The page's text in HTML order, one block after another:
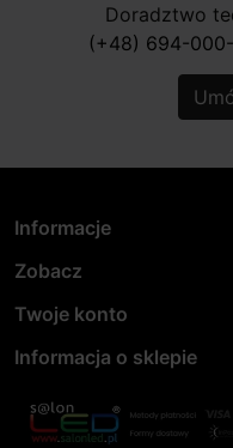
Doradztwo
(+48) 694-
Informacje
Zobacz
Twoje konto
Informacja o sklepie